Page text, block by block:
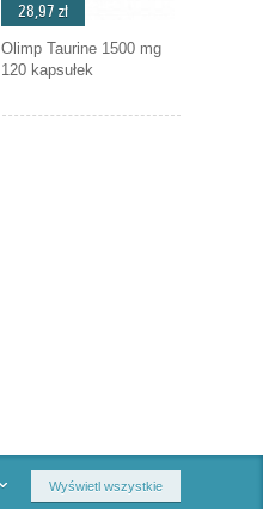
28,97 zł
Olimp Taurine 1500 mg
120 kapsułek
Wyświetl wszystkie